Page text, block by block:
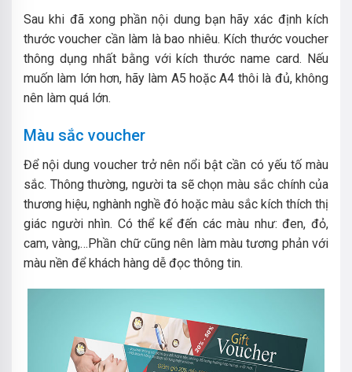
Sau khi đã xong phần nội dung bạn hãy xác định kích
thước voucher cần làm là bao nhiêu. Kích thước voucher
thông dụng nhất bằng với kích thước name card. Nếu
muốn làm lớn hơn, hãy làm A5 hoặc A4 thôi là đủ, không
nên làm quá lớn.
Màu sắc voucher
Để nội dung voucher trở nên nổi bật cần có yếu tố màu
sắc. Thông thường, người ta sẽ chọn màu sắc chính của
thương hiệu, nghành nghề đó hoặc màu sắc kích thích thị
giác người nhìn. Có thể kể đến các màu như: đen, đỏ,
cam, vàng,…Phần chữ cũng nên làm màu tương phản với
màu nền để khách hàng dễ đọc thông tin.